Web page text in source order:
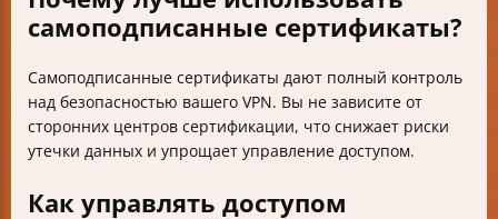
самоподписанные сертификаты?
Самоподписанные сертификаты дают полный контроль
над безопасностью вашего VPN. Вы не зависите от
сторонних центров сертификации, что снижает риски
утечки данных и упрощает управление доступом.
Как управлять доступом